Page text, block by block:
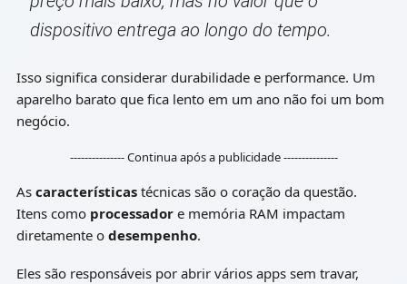
dispositivo entrega ao longo do tempo.
Isso significa considerar durabilidade e performance. Um
aparelho barato que fica lento em um ano não foi um bom
negócio.
--------------- Continua após a publicidade ---------------
As característicastécnicas são o coração da questão.
Itens como processadore memória RAM impactam
diretamente o desempenho.
Eles são responsáveis por abrir vários apps sem travar,